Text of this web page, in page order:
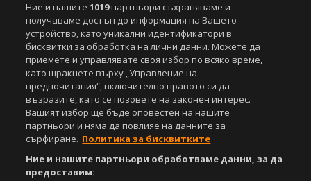
Copyright © 2007-2026 Агенция Спортал. Всички права запазени.
Този уебсайт е собственост наSportal Media Group
За нас Екип За рекламa
Общи условия
Етични правила на НСС
Лични данни
Управление на предпочитания
Ние и нашите1019партньори съхраняваме и
получаваме достъп до информация на Вашето
устройство, като уникални идентификатори в
бисквитки за обработка на лични данни. Можете да
приемете и управлявате своя избор по всяко време,
като щракнете върху „Управление на
предпочитания“, включително правото си да
възразите, като се позовете на законен интерес.
Вашият избор ще бъде оповестен на нашите
партньори и няма да повлияе на данните за
сърфиране. Политика за бисквитките
Ние и нашите партньори обработваме данни, за да
предоставим: